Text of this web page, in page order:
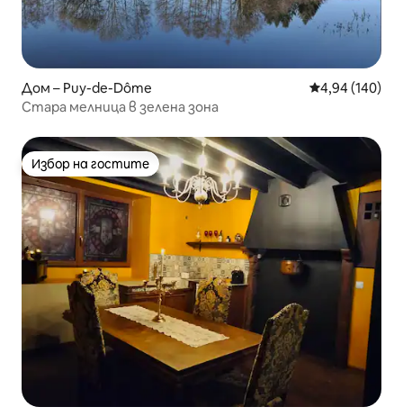
Дом – Puy-de-Dôme Средна
4,94 (140)
Стара мелница в зелена зона
Избор на гостите
Избор на гостите